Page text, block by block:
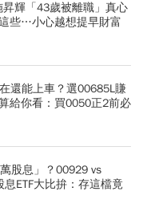
輝「43歲被離職」真心
些…小心越想提早財富
還能上車？選00685L賺
給你看：買0050正2前必
股息」？00929 vs
ETF大比拚：存這檔竟